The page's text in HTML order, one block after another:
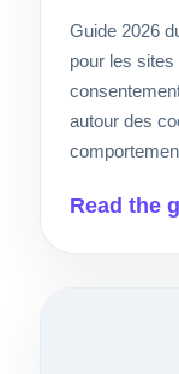
Guide 2026
pour les
autour des
Read the